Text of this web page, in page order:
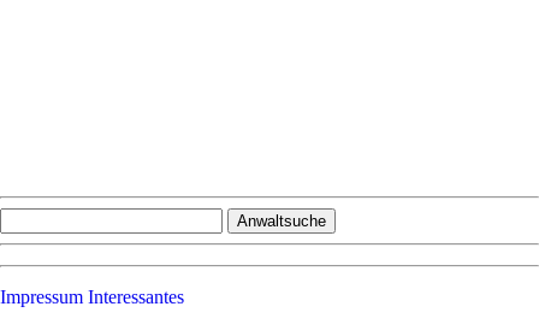
Impressum Interessantes